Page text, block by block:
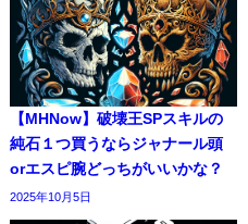
【MHNow】破壊王SPスキルの
純石１つ買うならジャナール頭
orエスピ腕どっちがいいかな？
2025年10月5日